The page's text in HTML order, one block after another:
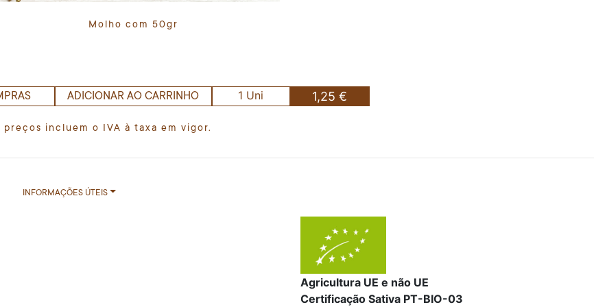
Molho com 50gr
ADICIONAR AO CARRINHO 1 Uni 1,25 €
preços incluem o IVA à taxa em vigor.
INFORMAÇÕES ÚTEIS
Agricultura UE e não UE
Certificação Sativa PT-BIO-03